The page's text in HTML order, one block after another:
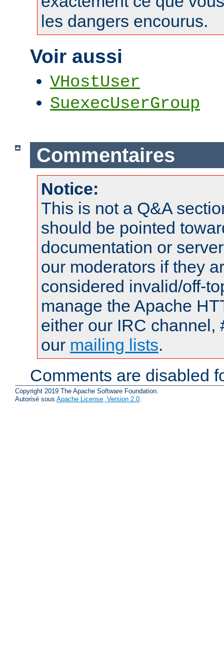
les dangers encourus.
Voir aussi
VHostUser
SuexecUserGroup
Commentaires
Notice:
This is not a Q&A
should be pointed
documentation or
our moderators if they
considered invalid/off-
manage the Apache
either our IRC channel,
our mailing lists.
Comments are disabled
Copyright 2019 The Apache Software Foundation.
Autorisé sous Apache License, Version 2.0